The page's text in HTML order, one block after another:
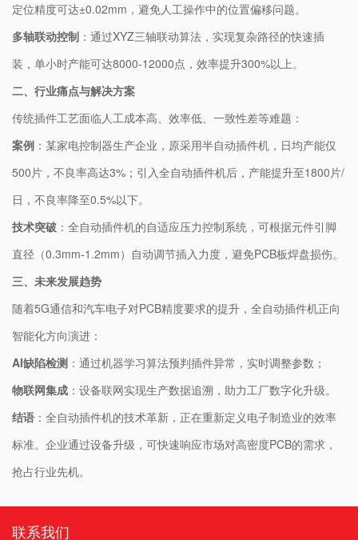
定位精度可达±0.02mm，避免人工操作中的位置偏移问题。
​多轴联动控制​ ​：通过XYZ三轴联动算法，实现复杂路径的快速插
装，单小时产能可达8000-12000点，效率提升300%以上。
二、行业痛点与解决方案
传统插件工艺面临人工成本高、效率低、一致性差等难题：
​案例​ ​：某家电控制器生产企业，原采用半自动插件机，日均产能仅
500片，不良率高达3%；引入全自动插件机后，产能提升至1800片/
日，不良率降至0.5%以下。
​技术突破​ ​：全自动插件机的自适应压力控制系统，可根据元件引脚
直径（0.3mm-1.2mm）自动调节插入力度，避免PCB板焊盘损伤。
三、未来发展趋势
随着5G通信和汽车电子对PCB精度要求的提升，全自动插件机正向
智能化方向演进：
​AI缺陷检测​ ​：通过机器学习算法预判插件异常，实时调整参数；
​物联网集成​ ​：设备联网实现生产数据追溯，助力工厂数字化升级。
​结语​ ​：全自动插件机的技术革新，正在重新定义电子制造业的效率
标准。企业通过设备升级，可快速响应市场对高密度PCB的需求，
抢占行业先机。
联系我们